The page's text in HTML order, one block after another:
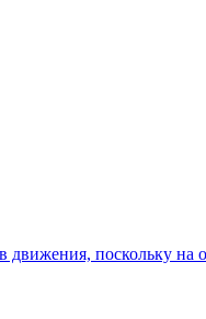
поскольку на